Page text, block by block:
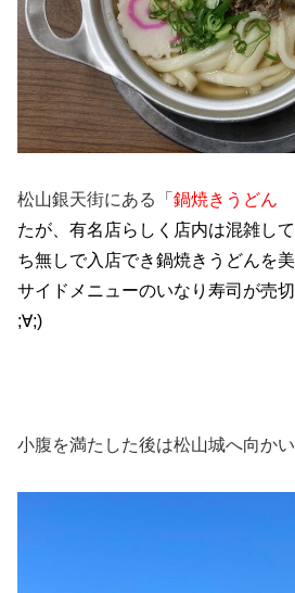
松山銀天街にある「 鍋焼きうどん
たが、有名店らしく店内は混雑し
ち無しで入店でき鍋焼きうどんを
サイドメニューのいなり寿司が売
;∀;)
小腹を満たした後は松山城へ向かい